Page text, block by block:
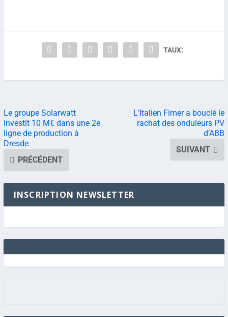
TAUX:
Le groupe Solarwatt
investit 10 M€ dans une 2e
ligne de production à
Dresde
PRÉCÉDENT
L’Italien Fimer a bouclé le
rachat des onduleurs PV
d’ABB
SUIVANT
INSCRIPTION NEWSLETTER